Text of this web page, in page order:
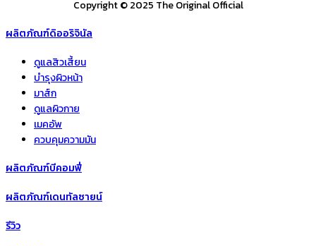
Copyright © 2025 The Original Official
ผลิตภัณฑ์ดิออริจินัล
ดูแลสิวเสี้ยน
บำรุงผิวหน้า
มาส์ก
ดูแลผิวกาย
เมคอัพ
ควบคุมความมัน
ผลิตภัณฑ์บีคอมฟี่
ผลิตภัณฑ์เดนทัลซายน์
รีวิว